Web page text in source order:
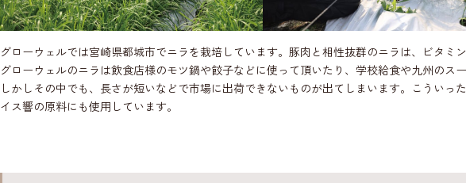
グローウェルでは宮崎県都城市でニラを栽培しています。豚肉と相性抜群のニラは、ビタミ
グローウェルのニラは飲食店様のモツ鍋や餃子などに使って頂いたり、学校給食や九州のス
しかしその中でも、長さが短いなどで市場に出荷できないものが出てしまいます。こうい
イス響の原料にも使用しています。